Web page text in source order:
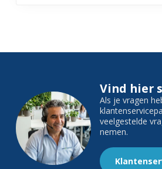
Vind hier
Als je vragen
veelgestelde
nemen.